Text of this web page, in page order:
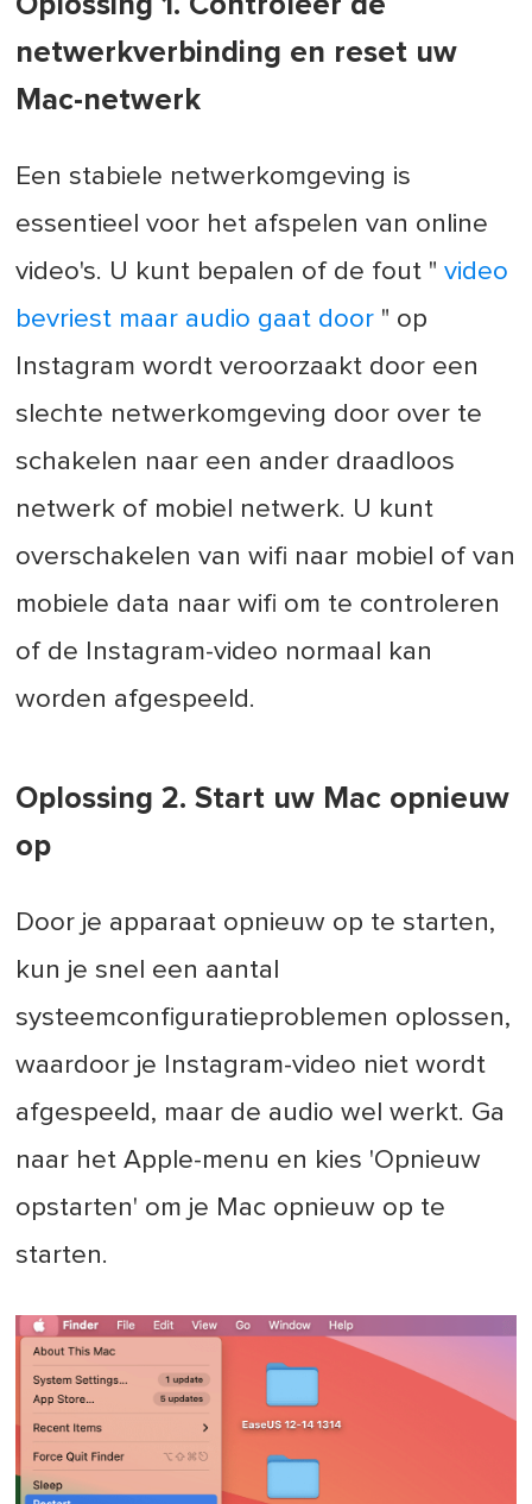
netwerkverbinding en reset uw
Mac-netwerk
Een stabiele netwerkomgeving is
essentieel voor het afspelen van online
video's. U kunt bepalen of de fout "video
bevriest maar audio gaat door " op
Instagram wordt veroorzaakt door een
slechte netwerkomgeving door over te
schakelen naar een ander draadloos
netwerk of mobiel netwerk. U kunt
overschakelen van wifi naar mobiel of van
mobiele data naar wifi om te controleren
of de Instagram-video normaal kan
worden afgespeeld.
Oplossing 2. Start uw Mac opnieuw
op
Door je apparaat opnieuw op te starten,
kun je snel een aantal
systeemconfiguratieproblemen oplossen,
waardoor je Instagram-video niet wordt
afgespeeld, maar de audio wel werkt. Ga
naar het Apple-menu en kies 'Opnieuw
opstarten' om je Mac opnieuw op te
starten.